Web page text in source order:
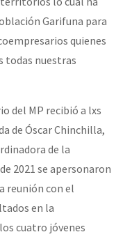
Garifuna para
quienes
todas nuestras
del MP recibió a lxs
de Óscar Chinchilla,
de la
2021 se apersonaron
reunión con el
en la
cuatro jóvenes